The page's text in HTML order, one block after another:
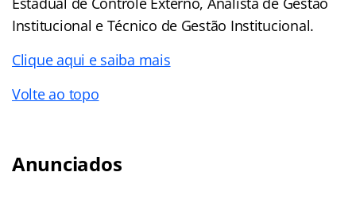
Institucional e Técnico de Gestão Institucional.
Clique aqui e saiba mais
Volte ao topo
Anunciados